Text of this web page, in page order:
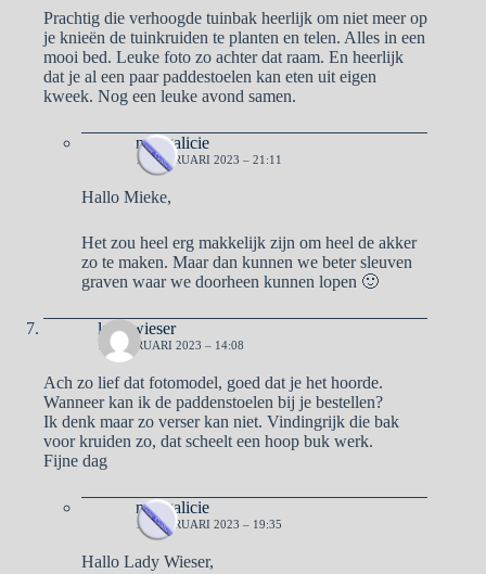
Prachtig die verhoogde tuinbak heerlijk om niet meer op
je knieën de tuinkruiden te planten en telen. Alles in een
mooi bed. Leuke foto zo achter dat raam. En heerlijk
dat je al een paar paddestoelen kan eten uit eigen
kweek. Nog een leuke avond samen.
naargalicie
13 FEBRUARI 2023 – 21:11
Hallo Mieke,
Het zou heel erg makkelijk zijn om heel de akker
zo te maken. Maar dan kunnen we beter sleuven
graven waar we doorheen kunnen lopen 🙂
lady wieser
14 FEBRUARI 2023 – 14:08
Ach zo lief dat fotomodel, goed dat je het hoorde.
Wanneer kan ik de paddenstoelen bij je bestellen?
Ik denk maar zo verser kan niet. Vindingrijk die bak
voor kruiden zo, dat scheelt een hoop buk werk.
Fijne dag
naargalicie
14 FEBRUARI 2023 – 19:35
Hallo Lady Wieser,